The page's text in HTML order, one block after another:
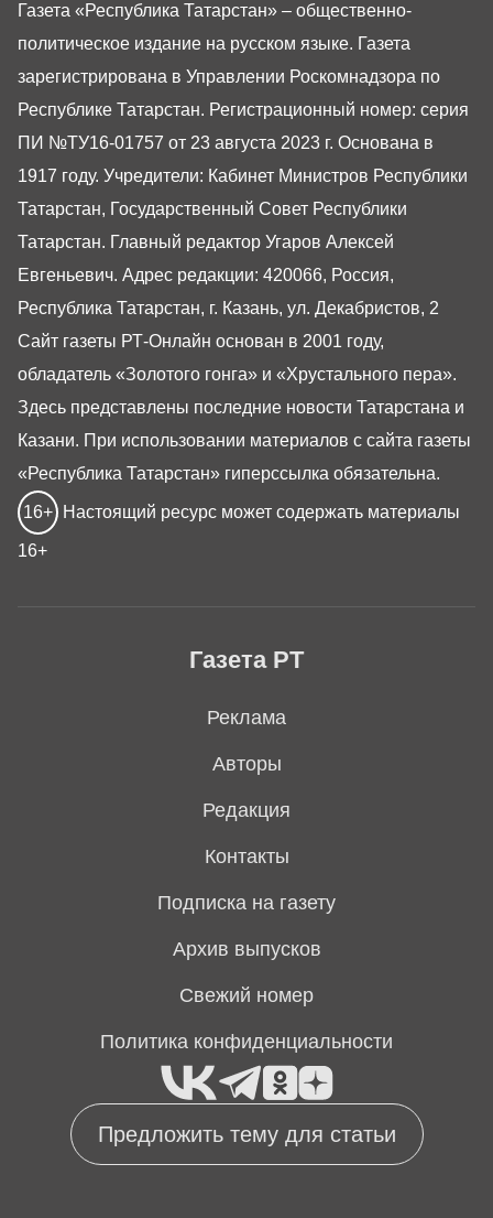
Предложить тему для статьи
Газета РТ
Реклама
Авторы
Редакция
Контакты
Подписка на газету
Архив выпусков
Свежий номер
Политика конфиденциальности
Газета «Республика Татарстан» – общественно-
политическое издание на русском языке. Газета
зарегистрирована в Управлении Роскомнадзора по
Республике Татарстан. Регистрационный номер: серия
ПИ №ТУ16-01757 от 23 августа 2023 г. Основана в
1917 году. Учредители: Кабинет Министров Республики
Татарстан, Государственный Совет Республики
Татарстан. Главный редактор Угаров Алексей
Евгеньевич. Адрес редакции: 420066, Россия,
Республика Татарстан, г. Казань, ул. Декабристов, 2
Сайт газеты РТ-Онлайн основан в 2001 году,
обладатель «Золотого гонга» и «Хрустального пера».
Здесь представлены последние новости Татарстана и
Казани. При использовании материалов с сайта газеты
«Республика Татарстан» гиперссылка обязательна.
16+ Настоящий ресурс может содержать материалы
16+